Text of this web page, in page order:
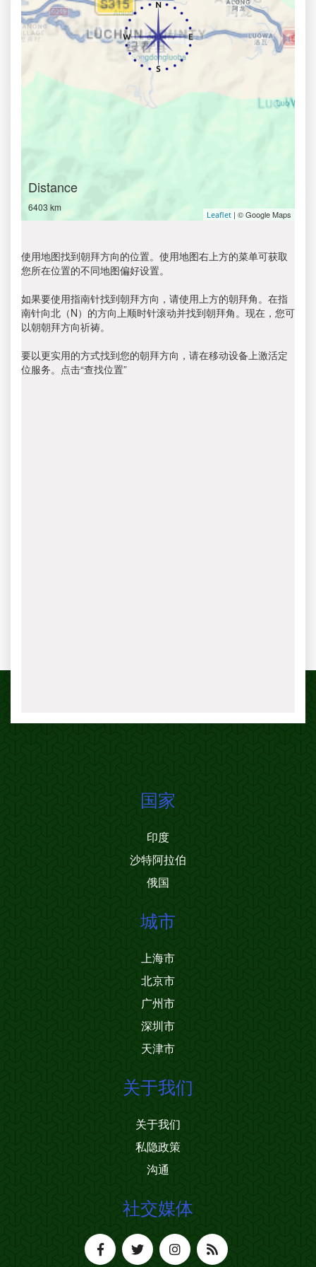
Distance
6403 km
Leaflet | © Google Maps
使用地图找到朝拜方向的位置。使用地图右上方的菜单可获取
您所在位置的不同地图偏好设置。
如果要使用指南针找到朝拜方向，请使用上方的朝拜角。在指
南针向北（N）的方向上顺时针滚动并找到朝拜角。现在，您可
以朝朝拜方向祈祷。
要以更实用的方式找到您的朝拜方向，请在移动设备上激活定
位服务。点击“查找位置”
国家
印度
沙特阿拉伯
俄国
城市
上海市
北京市
广州市
深圳市
天津市
关于我们
关于我们
私隐政策
沟通
社交媒体